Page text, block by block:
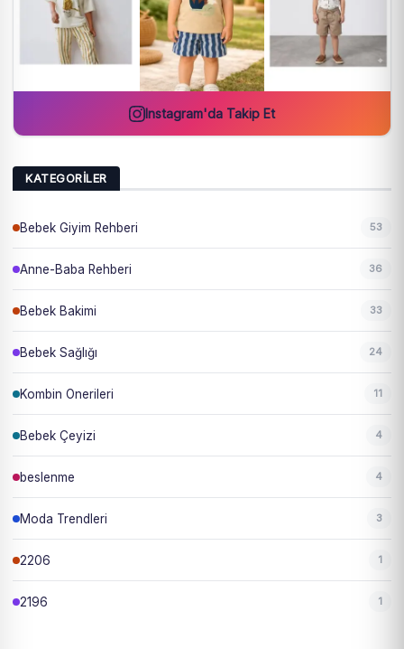
Instagram'da Takip Et
KATEGORILER
Bebek Giyim Rehberi 53
Anne-Baba Rehberi 36
Bebek Bakimi 33
Bebek Sağlığı 24
Kombin Onerileri 11
Bebek Çeyizi 4
beslenme 4
Moda Trendleri 3
2206 1
2196 1